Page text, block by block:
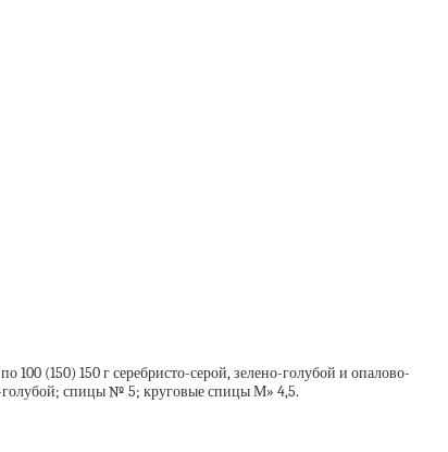
(150) 150 г серебристо-серой, зелено-голубой и опалово-
голубой; спицы № 5; круговые спицы М» 4,5.